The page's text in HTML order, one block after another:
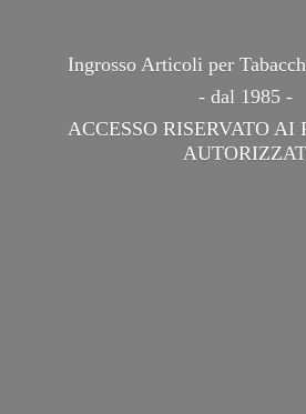
Ingrosso Articoli per
- dal 1985 -
ACCESSO RISERVATO AI